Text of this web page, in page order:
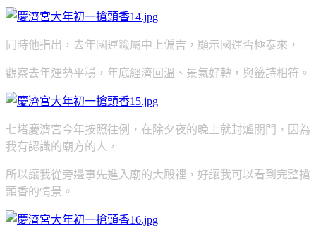
同時他指出，去年國運籤屬中上偏吉，顯示國運否極泰來，
觀察去年運勢平穩，年底經濟回溫、景氣好轉，與籤詩相符。
七堵慶濟宮今年按照往例，在除夕夜的晚上就封爐關門，因為
我有認識的廟方的人，
所以讓我從旁邊事先進入廟的大殿裡，好讓我可以看到完整搶
頭香的情景。